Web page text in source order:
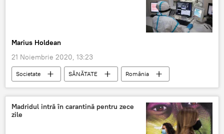
Marius Holdean
21 Noiembrie 2020, 13:23
Societate SĂNĂTATE
România
Coronavirus
Madridul intră în carantină pentru zece
zile